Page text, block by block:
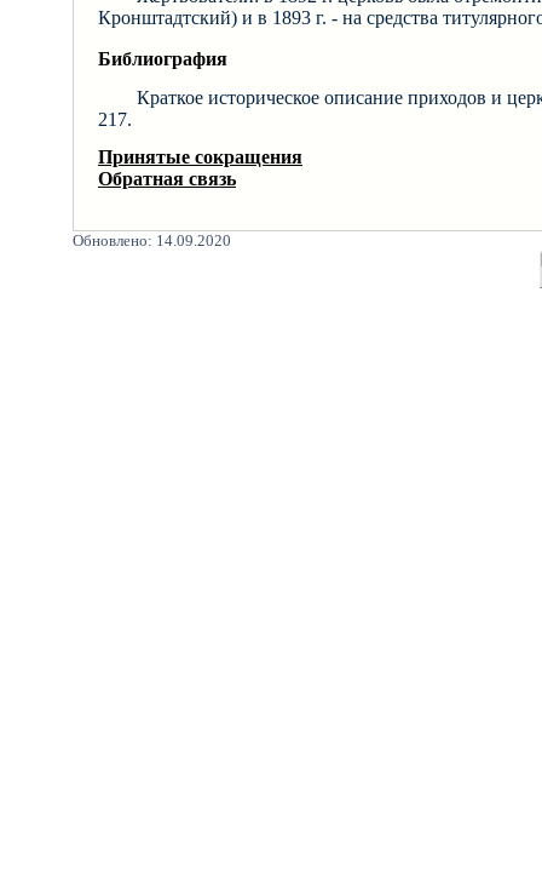
Кронштадтский) и в 1893 г. - на средства
Библиография
Краткое историческое описание приходов и
217.
Принятые сокращения
Обратная связь
Обновлено: 14.09.2020